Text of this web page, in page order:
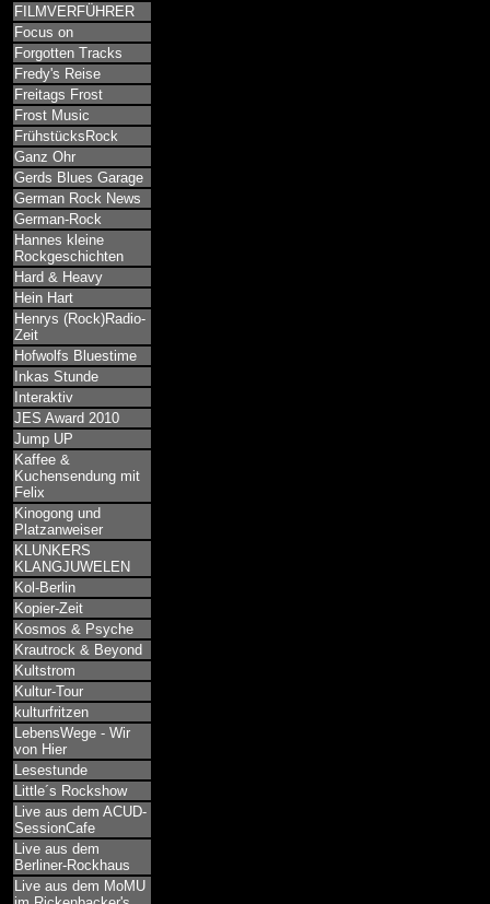
FILMVERFÜHRER
Focus on
Forgotten Tracks
Fredy's Reise
Freitags Frost
Frost Music
FrühstücksRock
Ganz Ohr
Gerds Blues Garage
German Rock News
German-Rock
Hannes kleine
Rockgeschichten
Hard & Heavy
Hein Hart
Henrys (Rock)Radio-
Zeit
Hofwolfs Bluestime
Inkas Stunde
Interaktiv
JES Award 2010
Jump UP
Kaffee &
Kuchensendung mit
Felix
Kinogong und
Platzanweiser
KLUNKERS
KLANGJUWELEN
Kol-Berlin
Kopier-Zeit
Kosmos & Psyche
Krautrock & Beyond
Kultstrom
Kultur-Tour
kulturfritzen
LebensWege - Wir
von Hier
Lesestunde
Little´s Rockshow
Live aus dem ACUD-
SessionCafe
Live aus dem
Berliner-Rockhaus
Live aus dem MoMU